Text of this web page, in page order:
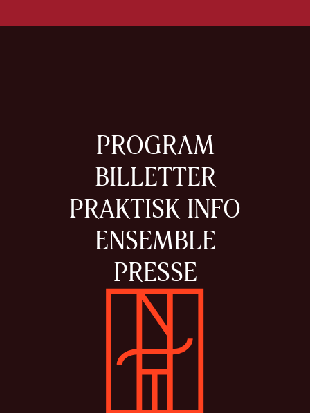
PROGRAM
BILLETTER
PRAKTISK INFO
ENSEMBLE
PRESSE
Gå til forsiden